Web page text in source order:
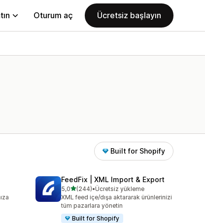
Oturum aç Ücretsiz başlayın
Built for Shopify
FeedFix | XML Import & Export
5,05 yıldız üzerinden
(244)
toplam 244 değerlendirme
•Ücretsiz yükleme
XML feed içe/dışa aktararak ürünlerinizi
tüm pazarlara yönetin
Built for Shopify